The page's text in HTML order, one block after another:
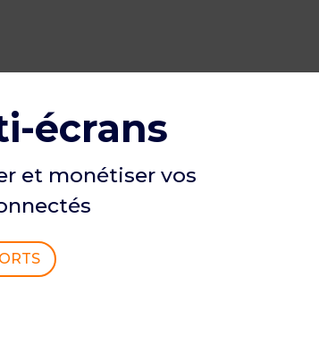
écrans
et monétiser vos